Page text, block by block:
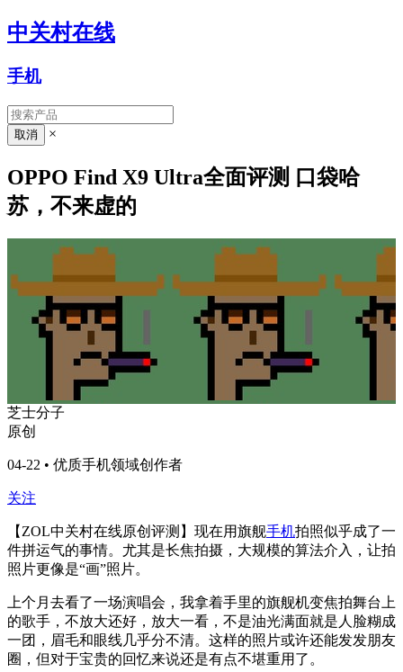
中关村在线
手机
×
OPPO Find X9 Ultra全面评测 口袋哈
苏，不来虚的
芝士分子
原创
04-22 • 优质手机领域创作者
关注
【ZOL中关村在线原创评测】现在用旗舰手机拍照似乎成了一
件拼运气的事情。尤其是长焦拍摄，大规模的算法介入，让拍
照片更像是“画”照片。
上个月去看了一场演唱会，我拿着手里的旗舰机变焦拍舞台上
的歌手，不放大还好，放大一看，不是油光满面就是人脸糊成
一团，眉毛和眼线几乎分不清。这样的照片或许还能发发朋友
圈，但对于宝贵的回忆来说还是有点不堪重用了。